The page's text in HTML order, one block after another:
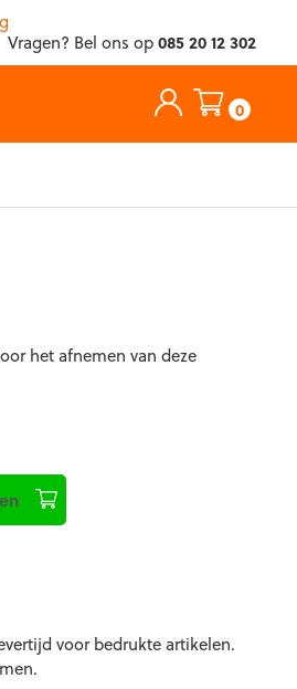
Vragen? Bel ons op085 20 12 302
0
het afnemen van deze
voor bedrukte artikelen.